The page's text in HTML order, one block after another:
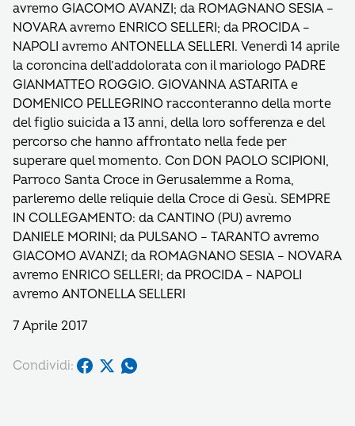
avremo GIACOMO AVANZI; da ROMAGNANO SESIA –
NOVARA avremo ENRICO SELLERI; da PROCIDA –
NAPOLI avremo ANTONELLA SELLERI. Venerdì 14 aprile
la coroncina dell’addolorata con il mariologo PADRE
GIANMATTEO ROGGIO. GIOVANNA ASTARITA e
DOMENICO PELLEGRINO racconteranno della morte
del figlio suicida a 13 anni, della loro sofferenza e del
percorso che hanno affrontato nella fede per
superare quel momento. Con DON PAOLO SCIPIONI,
Parroco Santa Croce in Gerusalemme a Roma,
parleremo delle reliquie della Croce di Gesù. SEMPRE
IN COLLEGAMENTO: da CANTINO (PU) avremo
DANIELE MORINI; da PULSANO – TARANTO avremo
GIACOMO AVANZI; da ROMAGNANO SESIA – NOVARA
avremo ENRICO SELLERI; da PROCIDA – NAPOLI
avremo ANTONELLA SELLERI
7 Aprile 2017
Condividi: